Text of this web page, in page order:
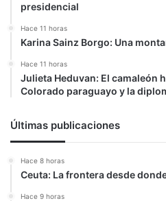
presidencial
Hace 11 horas
Karina Sainz Borgo: Una
Hace 11 horas
Julieta Heduvan: El camaleón
Colorado paraguayo y la
Últimas publicaciones
Hace 8 horas
Ceuta: La frontera desde
Hace 9 horas